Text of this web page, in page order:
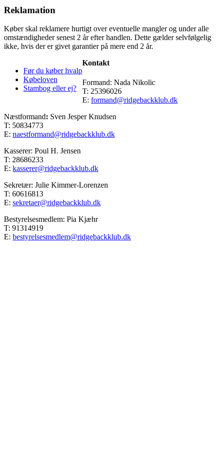
Reklamation
Køber skal reklamere hurtigt over eventuelle mangler og under alle
omstændigheder senest 2 år efter handlen. Dette gælder selvfølgelig
ikke, hvis der er givet garantier på mere end 2 år.
Før du køber hvalp
Købeloven
Stambog eller ej?
Kontakt
Formand: Nada Nikolic
T: 25396026
E: formand@ridgebackklub.dk
Næstformand: Sven Jesper Knudsen
T: 50834773
E: naestformand@ridgebackklub.dk
Kasserer: Poul H. Jensen
T: 28686233
E: kasserer@ridgebackklub.dk
Sekretær: Julie Kimmer-Lorenzen
T: 60616813
E: sekretaer@ridgebackklub.dk
Bestyrelsesmedlem: Pia Kjæhr
T: 91314919
E: bestyrelsesmedlem@ridgebackklub.dk